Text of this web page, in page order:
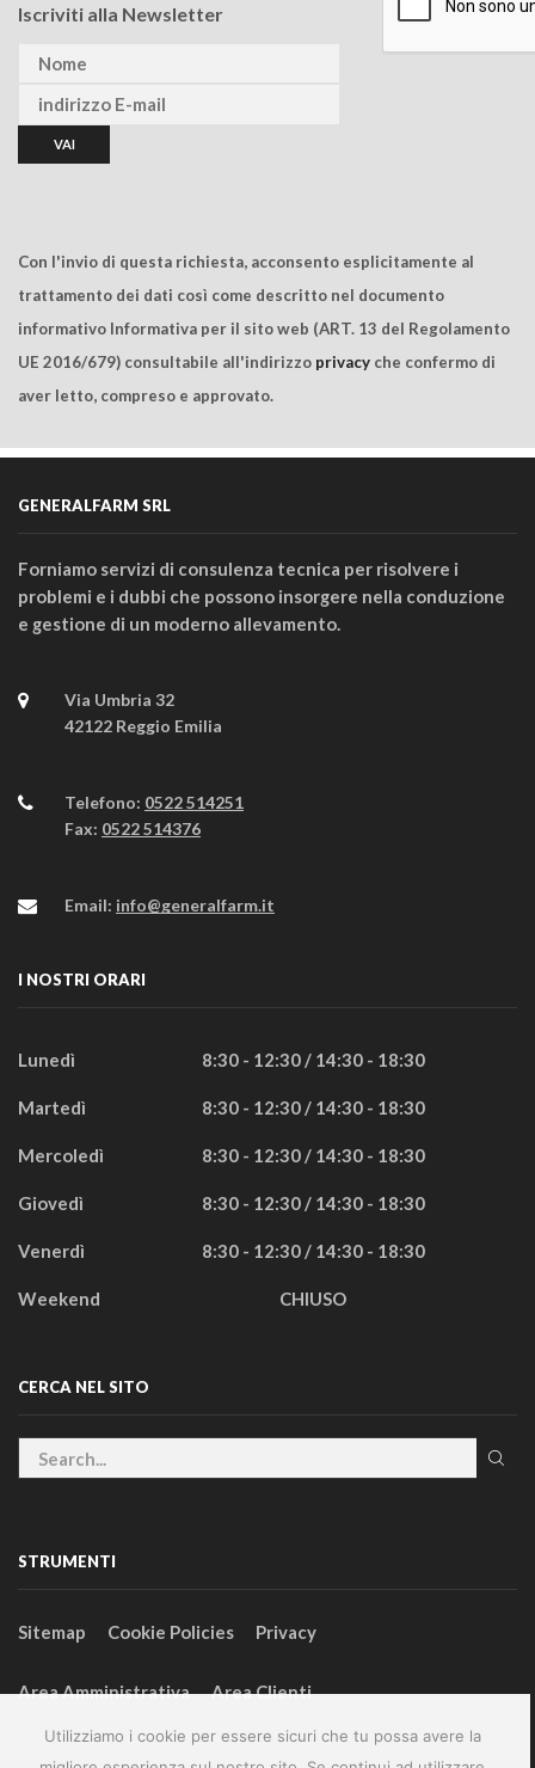
Utilizziamo i cookie per essere sicuri che tu possa avere la
Iscriviti alla Newsletter
Con l'invio di questa richiesta, acconsento esplicitamente al
trattamento dei dati così come descritto nel documento
informativo Informativa per il sito web (ART. 13 del Regolamento
UE 2016/679) consultabile all'indirizzo privacy che confermo di
aver letto, compreso e approvato.
GENERALFARM SRL
Forniamo servizi di consulenza tecnica per risolvere i
problemi e i dubbi che possono insorgere nella conduzione
e gestione di un moderno allevamento.
Via Umbria 32
42122 Reggio Emilia
Telefono: 0522 514251
Fax: 0522 514376
Email: info@generalfarm.it
I NOSTRI ORARI
Lunedì 8:30 - 12:30 / 14:30 - 18:30
Martedì 8:30 - 12:30 / 14:30 - 18:30
Mercoledì 8:30 - 12:30 / 14:30 - 18:30
Giovedì 8:30 - 12:30 / 14:30 - 18:30
Venerdì 8:30 - 12:30 / 14:30 - 18:30
Weekend CHIUSO
CERCA NEL SITO
STRUMENTI
Sitemap Cookie Policies Privacy
Area Amministrativa Area Clienti